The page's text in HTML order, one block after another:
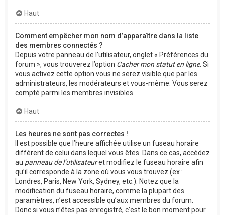
Haut
Comment empêcher mon nom d’apparaître dans la liste
des membres connectés ?
Depuis votre panneau de l’utilisateur, onglet « Préférences du
forum », vous trouverez l’option Cacher mon statut en ligne. Si
vous activez cette option vous ne serez visible que par les
administrateurs, les modérateurs et vous-même. Vous serez
compté parmi les membres invisibles.
Haut
Les heures ne sont pas correctes !
Il est possible que l’heure affichée utilise un fuseau horaire
différent de celui dans lequel vous êtes. Dans ce cas, accédez
au panneau de l’utilisateuret modifiez le fuseau horaire afin
qu’il corresponde à la zone où vous vous trouvez (ex :
Londres, Paris, New York, Sydney, etc.). Notez que la
modification du fuseau horaire, comme la plupart des
paramètres, n’est accessible qu’aux membres du forum.
Donc si vous n’êtes pas enregistré, c’est le bon moment pour